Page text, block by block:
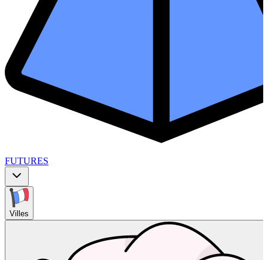
FUTURES
Villes